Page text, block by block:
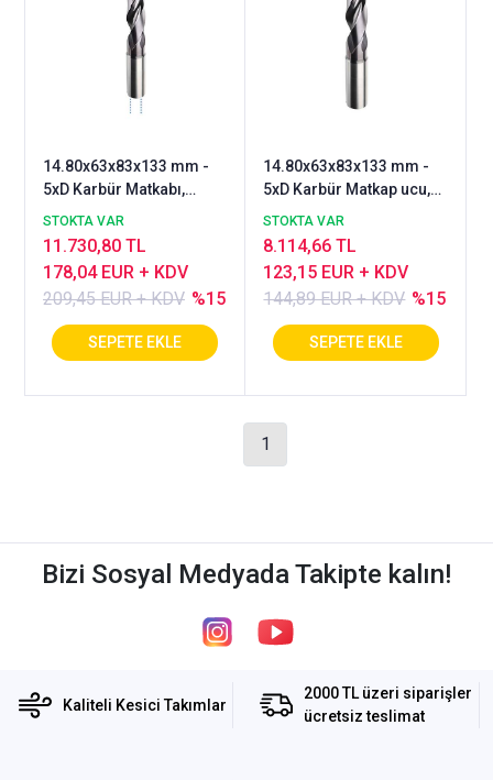
14.80x63x83x133 mm -
5xD Karbür Matkabı,
BlueCut, 140°, İçten
Soğutmalı
STOKTA VAR
209,45 EUR + KDV %15
178,04 EUR + KDV
11.730,80 TL
14.80x63x83x133 mm -
5xD Karbür Matkap ucu,
BlueCut, 140°, Genal
amaçlı
STOKTA VAR
144,89 EUR + KDV %15
123,15 EUR + KDV
8.114,66 TL
1
Bizi Sosyal Medyada Takipte kalın!
Kaliteli Kesici Takımlar
2000 TL üzeri siparişler
ücretsiz teslimat